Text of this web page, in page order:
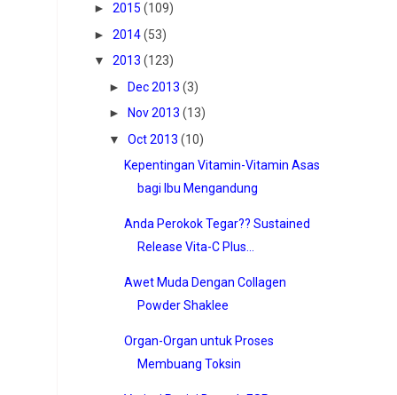
► 2015 (109)
► 2014(53)
▼
2013 (123)
►
Dec 2013 (3)
►
Nov 2013 (13)
▼
Oct 2013 (10)
Kepentingan Vitamin-Vitamin Asas
bagi Ibu Mengandung
Anda Perokok Tegar?? Sustained
Release Vita-C Plus...
Awet Muda Dengan Collagen
Powder Shaklee
Organ-Organ untuk Proses
Membuang Toksin